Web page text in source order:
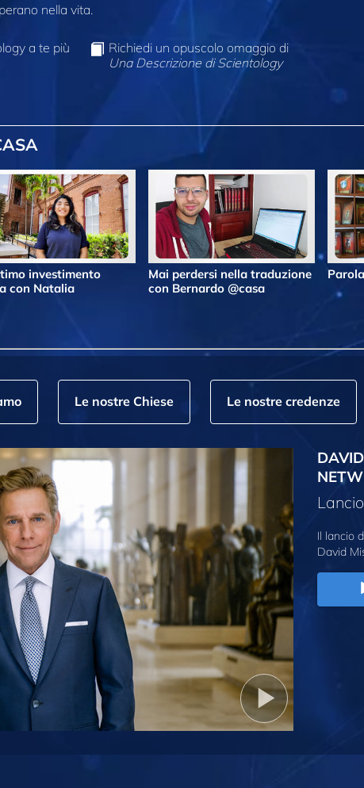
nella vita.
a te più
Richiedi un opuscolo omaggio di
Una Descrizione di Scientology
investimento
con Natalia
Mai perdersi nella traduzione
con Bernardo @casa
Le nostre Chiese Le nostre credenze
Il lancio
David